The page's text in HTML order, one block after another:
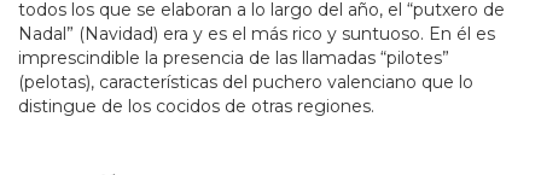
todos los que se elaboran a lo largo del año, el “putxero de
Nadal” (Navidad) era y es el más rico y suntuoso. En él es
imprescindible la presencia de las llamadas “pilotes”
(pelotas), características del puchero valenciano que lo
distingue de los cocidos de otras regiones.